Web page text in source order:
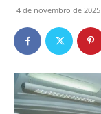
4 de novembro de 2025